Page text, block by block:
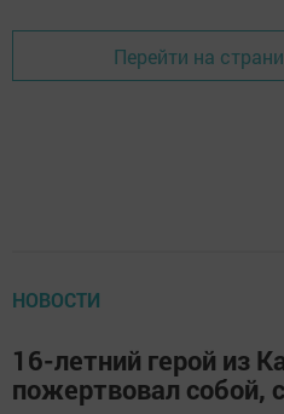
Перейти на
НОВОСТИ
16-летний герой из
пожертвовал собой,